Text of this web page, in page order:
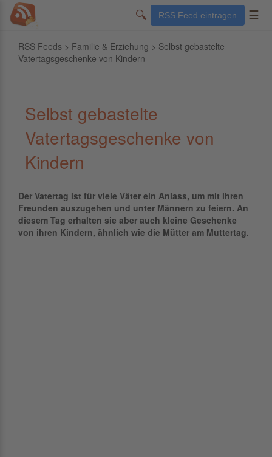
🔍 RSS Feed eintragen ☰
RSS Feeds > Familie & Erziehung > Selbst gebastelte
Vatertagsgeschenke von Kindern
Selbst gebastelte
Vatertagsgeschenke von
Kindern
Der Vatertag ist für viele Väter ein Anlass, um mit ihren
Freunden auszugehen und unter Männern zu feiern. An
diesem Tag erhalten sie aber auch kleine Geschenke
von ihren Kindern, ähnlich wie die Mütter am Muttertag.